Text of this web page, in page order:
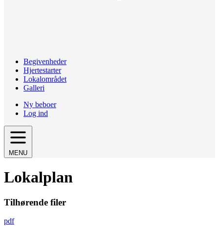
Begivenheder
Hjertestarter
Lokalområdet
Galleri
Ny beboer
Log ind
MENU
Lokalplan
Tilhørende filer
pdf